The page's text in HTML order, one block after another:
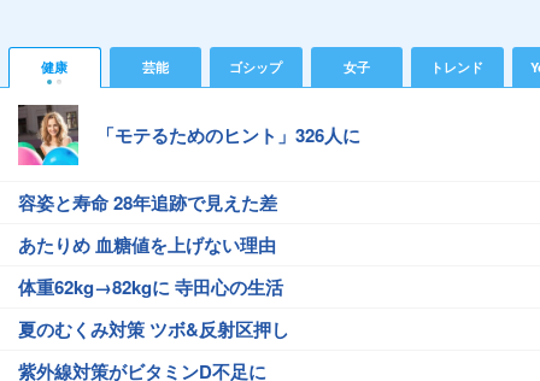
健康 芸能 ゴシップ 女子 トレンド
「モテるためのヒント」326人に
容姿と寿命 28年追跡で見えた差
あたりめ 血糖値を上げない理由
体重62kg→82kgに 寺田心の生活
夏のむくみ対策 ツボ&反射区押し
紫外線対策がビタミンD不足に